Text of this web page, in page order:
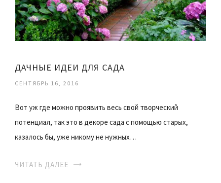
ДАЧНЫЕ ИДЕИ ДЛЯ САДА
СЕНТЯБРЬ 16, 2016
Вот уж где можно проявить весь свой творческий
потенциал, так это в декоре сада с помощью старых,
казалось бы, уже никому не нужных…
ЧИТАТЬ ДАЛЕЕ